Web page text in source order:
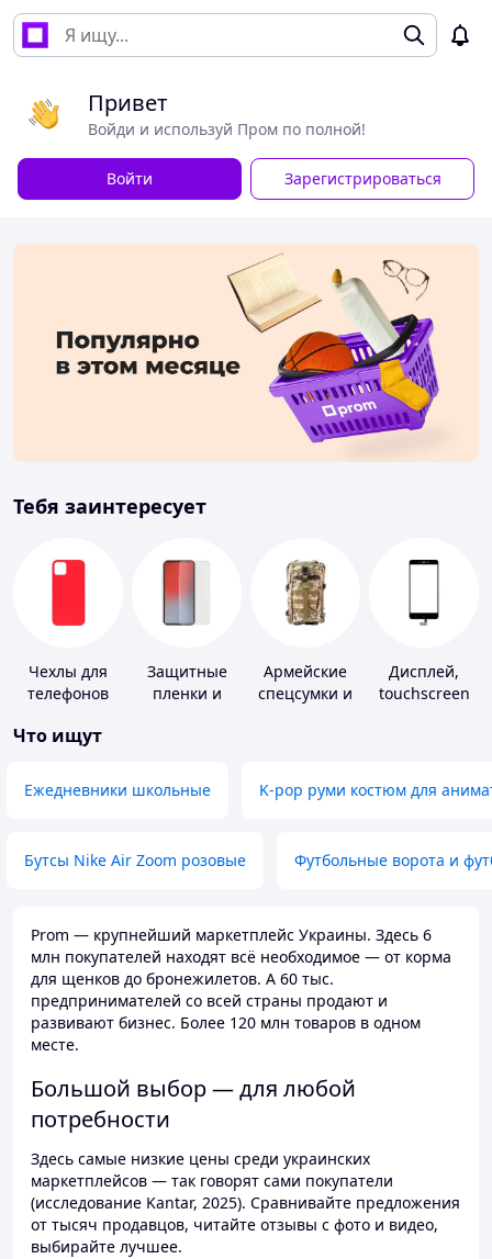
Привет
Войди и используй Пром по полной!
Войти Зарегистрироваться
Тебя заинтересует
Чехлы для
телефонов
Защитные
пленки и
Армейские
спецсумки и
Дисплей,
touchscreen
Что ищут
Ежедневники школьные K-pop руми костюм для
Бутсы Nike Air Zoom розовые Футбольные ворота и
Prom — крупнейший маркетплейс Украины. Здесь 6
млн покупателей находят всё необходимое — от корма
для щенков до бронежилетов. А 60 тыс.
предпринимателей со всей страны продают и
развивают бизнес. Более 120 млн товаров в одном
месте.
Большой выбор — для любой
потребности
Здесь самые низкие цены среди украинских
маркетплейсов — так говорят сами покупатели
(исследование Kantar, 2025). Сравнивайте предложения
от тысяч продавцов, читайте отзывы с фото и видео,
выбирайте лучшее.